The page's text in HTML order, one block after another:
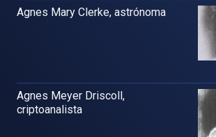
Agnes Mary Clerke, astrónoma
Agnes Meyer Driscoll,
criptoanalista